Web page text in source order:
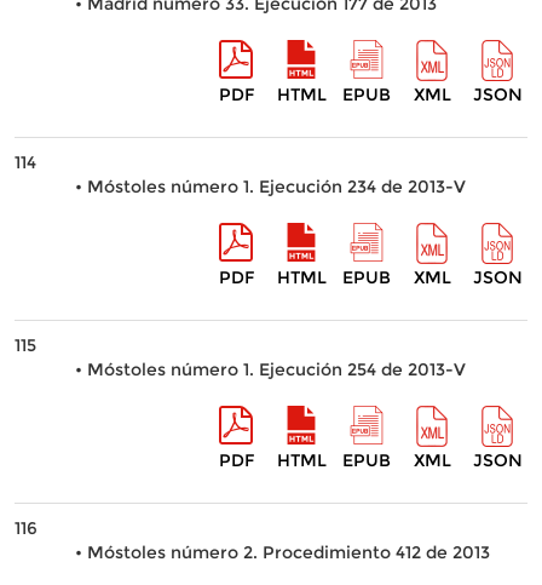
PDF HTML EPUB XML JSON
114
• Móstoles número 1. Ejecución 234 de 2013-V
PDF HTML EPUB XML JSON
115
• Móstoles número 1. Ejecución 254 de 2013-V
PDF HTML EPUB XML JSON
116
• Móstoles número 2. Procedimiento 412 de 2013